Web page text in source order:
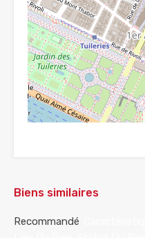
Biens similaires
Recommandé